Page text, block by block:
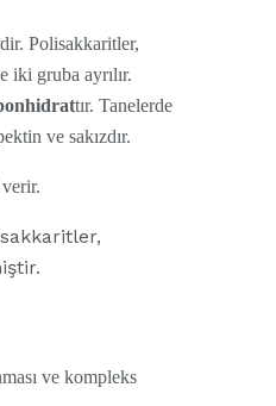
Polisakkaritler,
iki gruba ayrılır.
tır. Tanelerde
ve sakızdır.
ve kompleks